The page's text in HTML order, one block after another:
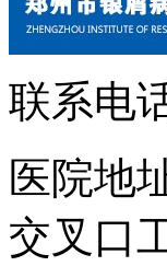
联系电
医院地
交叉口